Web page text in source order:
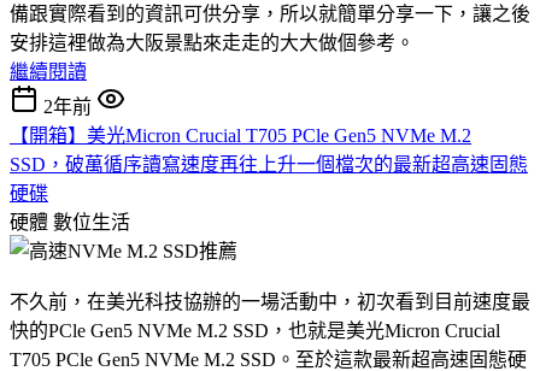
備跟實際看到的資訊可供分享，所以就簡單分享一下，讓之後
安排這裡做為大阪景點來走走的大大做個參考。
繼續閱讀
2年前
【開箱】美光Micron Crucial T705 PCle Gen5 NVMe M.2
SSD，破萬循序讀寫速度再往上升一個檔次的最新超高速固態
硬碟
硬體 數位生活
不久前，在美光科技協辦的一場活動中，初次看到目前速度最
快的PCle Gen5 NVMe M.2 SSD，也就是美光Micron Crucial
T705 PCle Gen5 NVMe M.2 SSD。至於這款最新超高速固態硬